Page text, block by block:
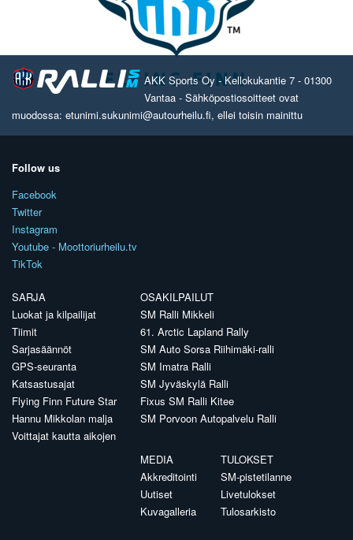
AKK Sports Oy - Kellokukantie 7 - 01300
Vantaa - Sähköpostiosoitteet ovat
muodossa: etunimi.sukunimi@autourheilu.fi, ellei toisin mainittu
Follow us
Facebook
Twitter
Instagram
Youtube - Moottoriurheilu.tv
TikTok
SARJA
Luokat ja kilpailijat
Tiimit
Sarjasäännöt
GPS-seuranta
Katsastusajat
Flying Finn Future Star
Hannu Mikkolan malja
Voittajat kautta aikojen
OSAKILPAILUT
SM Ralli Mikkeli
61. Arctic Lapland Rally
SM Auto Sorsa Riihimäki-ralli
SM Imatra Ralli
SM Jyväskylä Ralli
Fixus SM Ralli Kitee
SM Porvoon Autopalvelu Ralli
MEDIA
Akkreditointi
Uutiset
Kuvagalleria
TULOKSET
SM-pistetilanne
Livetulokset
Tulosarkisto